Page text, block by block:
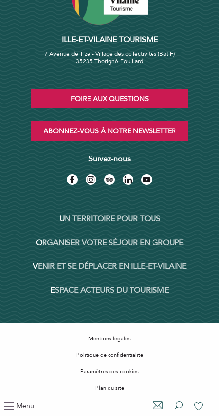
Menu
ILLE-ET-VILAINE TOURISME
7 Avenue de Tizé - Village des collectivités (Bat F)
35235 Thorigné-Fouillard
FOIRE AUX QUESTIONS
ABONNEZ-VOUS À NOTRE NEWSLETTER
Suivez-nous
UN TERRITOIRE POUR TOUS
ORGANISER VOTRE SÉJOUR EN GROUPE
VENIR ET SE DÉPLACER EN ILLE-ET-VILAINE
ESPACE ACTEURS DU TOURISME
Mentions légales
Politique de confidentialité
Paramètres des cookies
Plan du site